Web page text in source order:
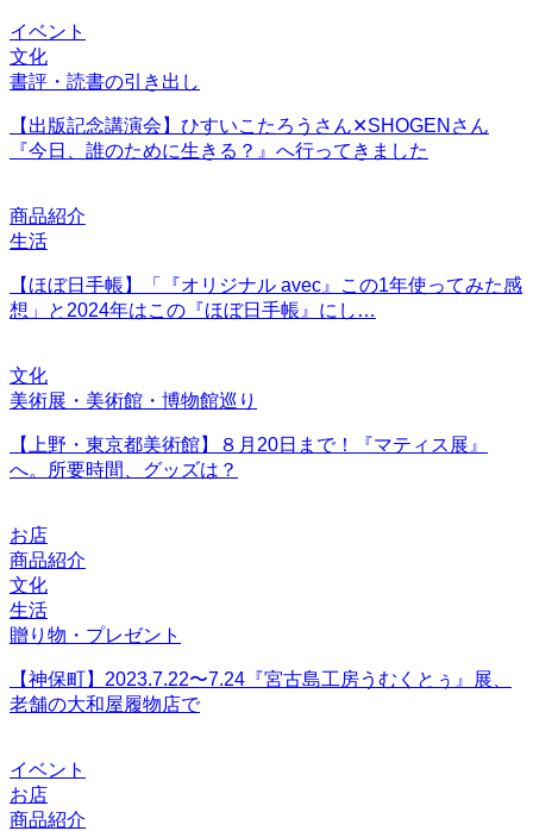
イベント
文化
書評・読書の引き出し
【出版記念講演会】ひすいこたろうさん✕SHOGENさん
『今日、誰のために生きる？』へ行ってきました
商品紹介
生活
【ほぼ日手帳】「『オリジナル avec』この1年使ってみた感
想」と2024年はこの『ほぼ日手帳』にし…
文化
美術展・美術館・博物館巡り
【上野・東京都美術館】８月20日まで！『マティス展』
へ。所要時間、グッズは？
お店
商品紹介
文化
生活
贈り物・プレゼント
【神保町】2023.7.22〜7.24『宮古島工房うむくとぅ』展、
老舗の大和屋履物店で
イベント
お店
商品紹介